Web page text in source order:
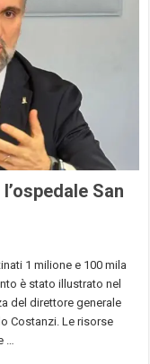
San
1 milione e 100 mila
è stato illustrato nel
del direttore generale
Costanzi. Le risorse